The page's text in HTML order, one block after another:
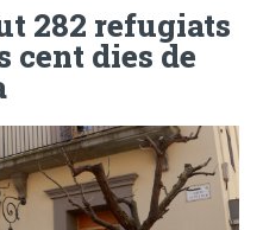
282 refugiats
cent dies de